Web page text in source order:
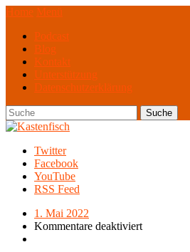
Home Menü
Podcast
Blog
Kontakt
Unterstützung
Datenschutzerklärung
Twitter
Facebook
YouTube
RSS Feed
1. Mai 2022
Kommentare deaktiviert